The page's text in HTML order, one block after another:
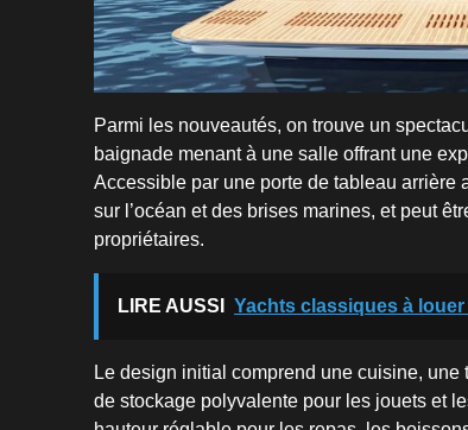
Parmi les nouveautés, on trouve un
baignade menant à une salle offrant une
Accessible par une porte de tableau arrière
sur l’océan et des brises marines, et peut
propriétaires.
LIRE AUSSI Yachts classiques à
Le design initial comprend une cuisine,
de stockage polyvalente pour les jouets et